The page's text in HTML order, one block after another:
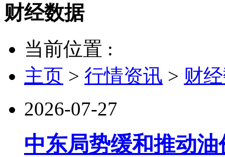
财经数据
当前位置 :
主页 > 行情资讯 > 财
2026-07-27
中东局势缓和推动